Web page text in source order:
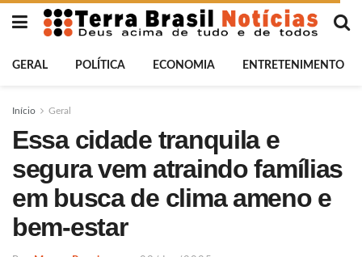
GERAL POLÍTICA ECONOMIA ENTRETENIMENTO
Início Geral
Essa cidade tranquila e
segura vem atraindo famílias
em busca de clima ameno e
bem-estar